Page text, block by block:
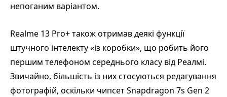
непоганим варіантом.
Realme 13 Pro+ також отримав деякі функції
штучного інтелекту «із коробки», що робить його
першим телефоном середнього класу від Реалмі.
Звичайно, більшість із них стосуються редагування
фотографій, оскільки чипсет Snapdragon 7s Gen 2